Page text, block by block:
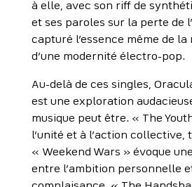
à elle, avec son riff de
et ses paroles sur la perte de
capturé l’essence même de
d’une modernité électro-pop.
Au-delà de ces singles,
est une exploration
musique peut être. « The
l’unité et à l’action collective,
« Weekend Wars » évoque
entre l’ambition personnelle